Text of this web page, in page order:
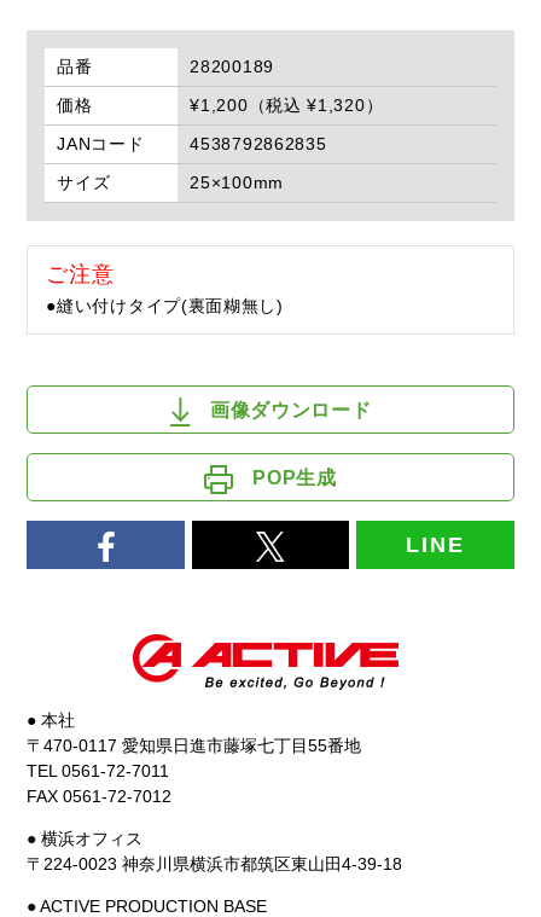
品番
28200189
価格
¥1,200（税込 ¥1,320）
JANコード
4538792862835
サイズ
25×100mm
ご注意
●縫い付けタイプ(裏面糊無し)
画像ダウンロード
POP生成
LINE
● 本社
〒470-0117 愛知県日進市藤塚七丁目55番地
TEL 0561-72-7011
FAX 0561-72-7012
● 横浜オフィス
〒224-0023 神奈川県横浜市都筑区東山田4-39-18
● ACTIVE PRODUCTION BASE